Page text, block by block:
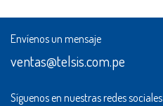
Envíenos un mensaje
ventas@telsis.com.pe
Síguenos en nuestras redes sociales